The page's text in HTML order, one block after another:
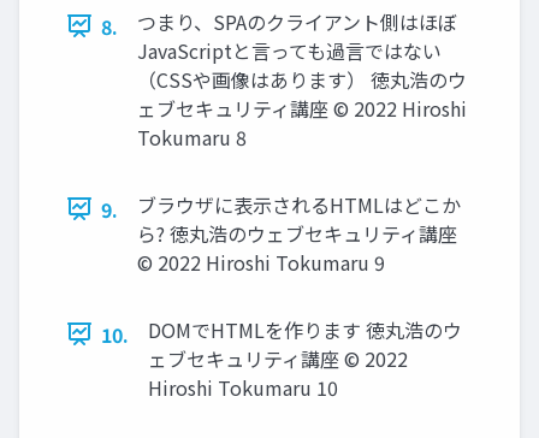
8.
つまり、SPAのクライアント側はほぼ
JavaScriptと言っても過言ではない
（CSSや画像はあります） 徳丸浩のウ
ェブセキュリティ講座 © 2022 Hiroshi
Tokumaru 8
9.
ブラウザに表示されるHTMLはどこか
ら? 徳丸浩のウェブセキュリティ講座
© 2022 Hiroshi Tokumaru 9
10.
DOMでHTMLを作ります 徳丸浩のウ
ェブセキュリティ講座 © 2022
Hiroshi Tokumaru 10